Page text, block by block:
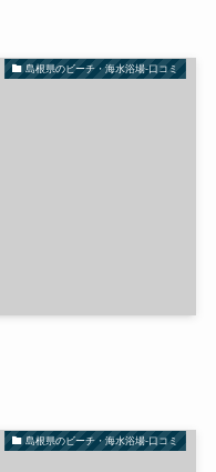
島根県のビーチ・海水浴場-口コミ
島根県のビーチ・海水浴場-口コミ